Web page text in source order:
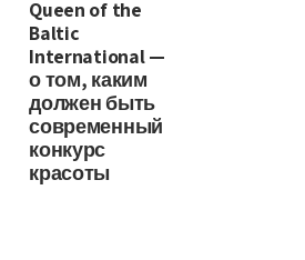
Queen of the
Baltic
International —
о том, каким
должен быть
современный
конкурс
красоты